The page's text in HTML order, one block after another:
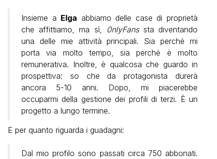
Insieme a Elga abbiamo delle case di proprietà
che affittiamo, ma sì,
0nlyFanssta diventando
una delle mie attività principali. Sia perché mi
porta via molto tempo, sia perché è molto
remunerativa. Inoltre, è qualcosa che guardo in
prospettiva: so che da protagonista durerà
ancora 5-10 anni. Dopo, mi piacerebbe
occuparmi della gestione dei profili di terzi. È un
progetto a lungo termine.
E per quanto riguarda i guadagni:
Dal mio profilo sono passati circa 750 abbonati.